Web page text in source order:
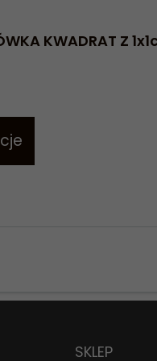
KWADRAT Z
SKLEP